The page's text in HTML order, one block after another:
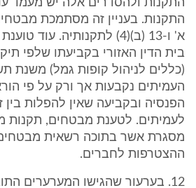
התקנות ולהסדרים אלה יש מעמד
א' ו-13 (ב)(4) לתקנותיה. עוד
בית הדין האזורי בקביעתו שלפי
(כללים לניהול קופות גמל) משנת
העמיתים נקבעות אך ורק על פי
הפנסיה ובקביעה שאין להפלות בין
לעמיתים. לטענת מבטחים, תקנות
מסגרת אשר בתוכה רשאית
ההצטרפות לחברים.
12. בערעור שהגישו המערערים